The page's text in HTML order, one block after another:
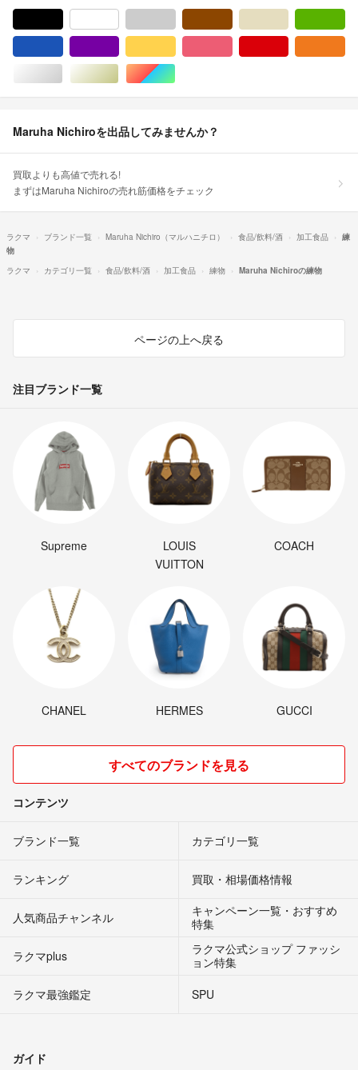
シルバー/銀色系ゴールド/金色系マルチカラー
Maruha Nichiroを出品してみませんか？
買取よりも高値で売れる!
まずはMaruha Nichiroの売れ筋価格をチェック
ラクマ ブランド一覧 Maruha Nichiro（マルハニチロ） 食品/飲料/酒 加工食品
練
物
ラクマ
カテゴリ一覧 食品/飲料/酒 加工食品 練物 Maruha Nichiroの練物
ページの上へ戻る
注目ブランド一覧
Supreme
LOUIS
VUITTON
COACH
CHANEL HERMES GUCCI
すべてのブランドを見る
コンテンツ
ブランド一覧 カテゴリ一覧
ランキング 買取・相場価格情報
人気商品チャンネル
キャンペーン一覧・おすすめ
特集
ラクマplus
ラクマ公式ショップ ファッシ
ョン特集
ラクマ最強鑑定
SPU
ガイド